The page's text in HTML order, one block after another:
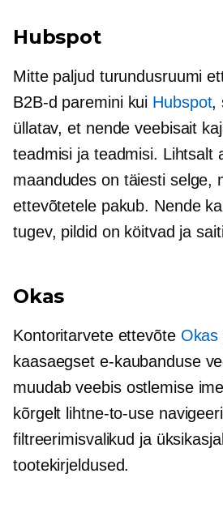
Hubspot
Mitte paljud turundusruumi
B2B-d paremini kui Hubspot,
üllatav, et nende veebisait
teadmisi ja teadmisi. Lihtsalt
maandudes on täiesti selge,
ettevõtetele pakub. Nende
tugev, pildid on köitvad ja
Okas
Kontoritarvete ettevõte Okas
kaasaegset e-kaubanduse
muudab veebis ostlemise
kõrgelt lihtne-to-use
filtreerimisvalikud ja
tootekirjeldused.